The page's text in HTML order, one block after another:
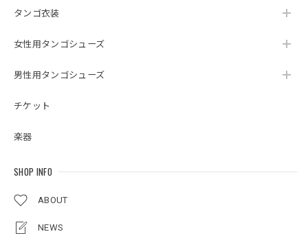
タンゴ衣装
女性用タンゴシューズ
男性用タンゴシューズ
チケット
楽器
SHOP INFO
ABOUT
NEWS